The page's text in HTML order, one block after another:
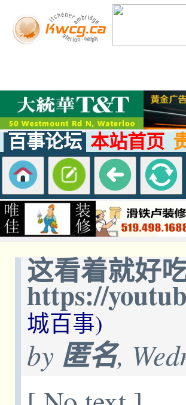
百事论坛 本站首页
这看着就好
https://
城百事)
by 匿名,